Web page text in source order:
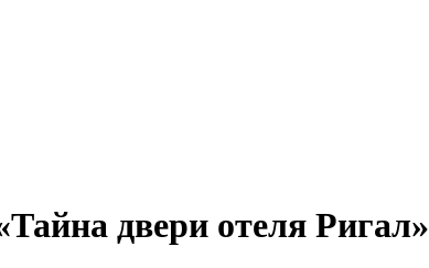
двери отеля Ригал»